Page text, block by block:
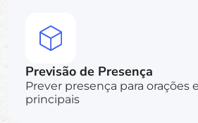
Previsão de Presença
Prever presença para orações
principais